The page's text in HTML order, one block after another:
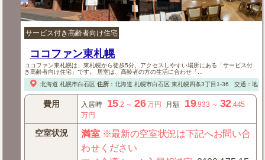
サービス付き高齢者向け住宅
ココファン東札幌
ココファン東札幌は、東札幌から徒歩5分。アクセスしやすい場所にある「サービス付
き高齢者向け住宅」です。 居室は、高齢者の方の生活に合わせ「...
北海道 札幌市白石区 住所： 北海道 札幌市白石区東札幌四条3丁目1-36 交通：地
費用 入居時 15 .2 ～ 26万円 月額 19.933 ～ 32 .445
万円
空室状況 満室※最新の空室状況は下記へお問い合
わせください